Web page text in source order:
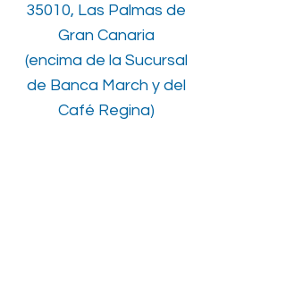
35010, Las Palmas de
Gran Canaria
(encima de la Sucursal
de Banca March y del
Café Regina)